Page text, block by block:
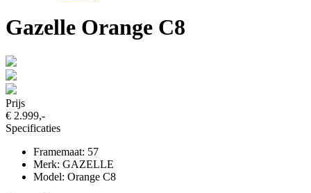
Gazelle Orange C8
Prijs
€ 2.999,-
Specificaties
Framemaat: 57
Merk: GAZELLE
Model: Orange C8